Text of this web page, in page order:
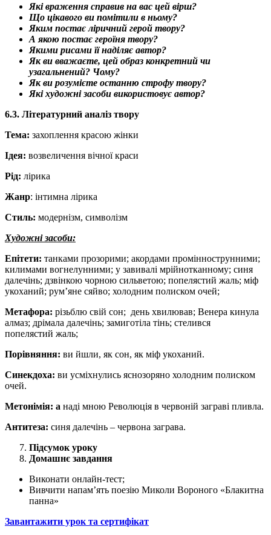
Які враження справив на вас цей вірш?
Що цікавого ви помітили в ньому?
Яким постає ліричний герой твору?
А якою постає героїня твору?
Якими рисами її наділяє автор?
Як ви вважаєте, цей образ конкретний чи
узагальнений? Чому?
Як ви розумієте останню строфу твору?
Які художні засоби використовує автор?
6.3. Літературний аналіз твору
Тема: захоплення красою жінки
Ідея: возвеличення вічної краси
Рід: лірика
Жанр: інтимна лірика
Стиль: модернізм, символізм
Художні засоби:
Епітети: танками прозорими; акордами проміннострунними;
килимами вогнелунними; у завивалі мрійнотканному; синя
далечінь; дзвінкою чорною сильветою; попелястий жаль; міф
укоханий; рум’яне сяйво; холодним полиском очей;
Метафора: різьблю свій сон; день хвилював; Венера кинула
алмаз; дрімала далечінь; замиготіла тінь; стелився
попелястий жаль;
Порівняння: ви йшли, як сон, як міф укоханий.
Синекдоха: ви усміхнулись яснозоряно холодним полиском
очей.
Метонімія: а наді мною Революція в червоній заграві пливла.
Антитеза: синя далечінь – червона заграва.
Підсумок уроку
Домашнє завдання
Виконати онлайн-тест;
Вивчити напам’ять поезію Миколи Вороного «Блакитна
панна»
Завантажити урок та сертифікат